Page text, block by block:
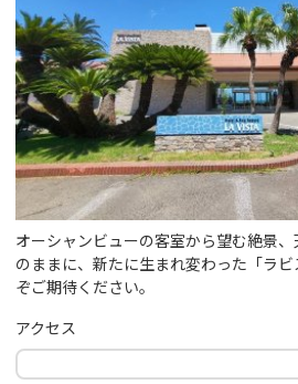
オーシャンビューの客室から望む絶景
のままに、新たに生まれ変わった「ラ
ぞご期待ください。
アクセス